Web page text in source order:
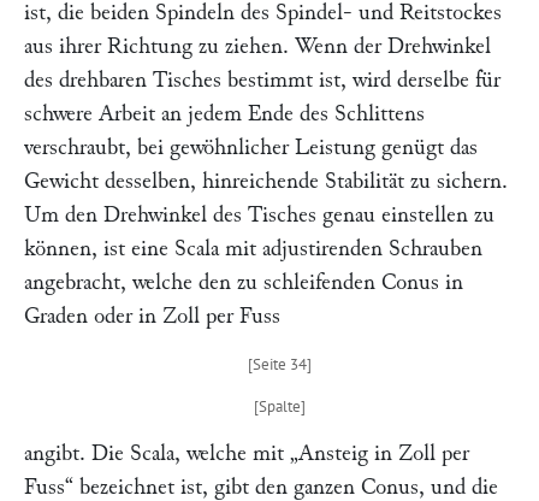
ist, die beiden Spindeln des Spindel- und Reitstockes
aus ihrer Richtung zu ziehen. Wenn der Drehwinkel
des drehbaren Tisches bestimmt ist, wird derselbe für
schwere Arbeit an jedem Ende des Schlittens
verschraubt, bei gewöhnlicher Leistung genügt das
Gewicht desselben, hinreichende Stabilität zu sichern.
Um den Drehwinkel des Tisches genau einstellen zu
können, ist eine Scala mit adjustirenden Schrauben
angebracht, welche den zu schleifenden Conus in
Graden oder in Zoll per Fuss
angibt. Die Scala, welche mit „Ansteig in Zoll per
Fuss“ bezeichnet ist, gibt den ganzen Conus, und die